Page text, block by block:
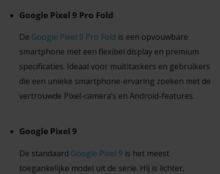
Google Pixel 9 Pro Fold
De Google Pixel 9 Pro Fold is een opvouwbare
smartphone met een flexibel display en premium
specificaties. Ideaal voor multitaskers en gebruikers
die een unieke smartphone-ervaring zoeken met de
vertrouwde Pixel-camera’s en Android-features.
Google Pixel 9
De standaard Google Pixel 9 is het meest
toegankelijke model uit de serie. Hij is lichter,